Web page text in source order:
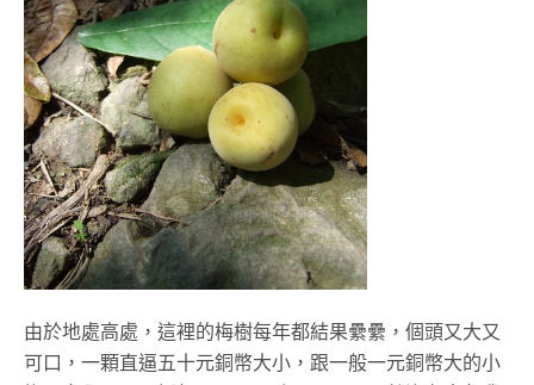
由於地處高處，這裡的梅樹每年都結果纍纍，個頭又大又
可口，一顆直逼五十元銅幣大小，跟一般一元銅幣大的小